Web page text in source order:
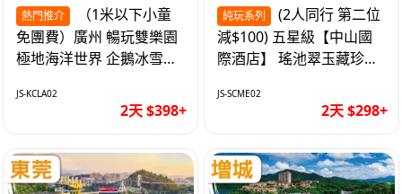
熱門推介
免團費）廣州 暢玩雙樂園
極地海洋世界 企鵝冰雪世
JS-KCLA02
2天 $398+
純玩系列
減$100) 五星級【中山國
際酒店】 瑤池翠玉藏珍盅
JS-SCME02
2天 $298+